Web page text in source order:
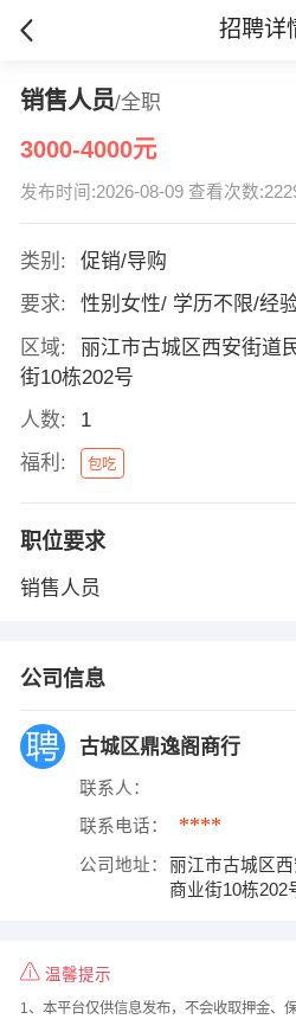
招聘详
销售人员/全职
3000-4000元
发布时间:2026-08-09 查看次数
类别:
促销/导购
要求:
性别女性/ 学历不限/经
区域:
丽江市古城区西安街道
街10栋202号
人数:
1
福利:
包吃
职位要求
销售人员
公司信息
古城区鼎逸阁商行
联系人：
联系电话： ****
公司地址：
丽江市古城区
商业街10栋202
温馨提示
1、本平台仅供信息发布，不会收取押金、保